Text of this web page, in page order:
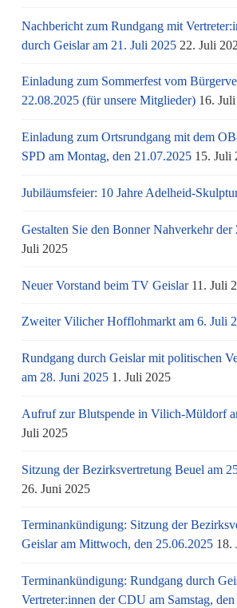
Nachbericht zum Rundgang mit
durch Geislar am 21. Juli 2025 22. Juli
Einladung zum Sommerfest vom
22.08.2025 (für unsere Mitglieder) 16.
Einladung zum Ortsrundgang mit dem
SPD am Montag, den 21.07.2025 15. Juli
Jubiläumsfeier: 10 Jahre Adelheid-
Gestalten Sie den Bonner Nahverkehr
Juli 2025
Neuer Vorstand beim TV Geislar 11. Juli
Zweiter Vilicher Hofflohmarkt am 6. Juli
Rundgang durch Geislar mit politischen
am 28. Juni 2025 1. Juli 2025
Aufruf zur Blutspende in Vilich-Müldorf
Juli 2025
Sitzung der Bezirksvertretung Beuel am
26. Juni 2025
Terminankündigung: Sitzung der
Geislar am Mittwoch, den 25.06.2025 18.
Terminankündigung: Rundgang durch
Vertreter:innen der CDU am Samstag,